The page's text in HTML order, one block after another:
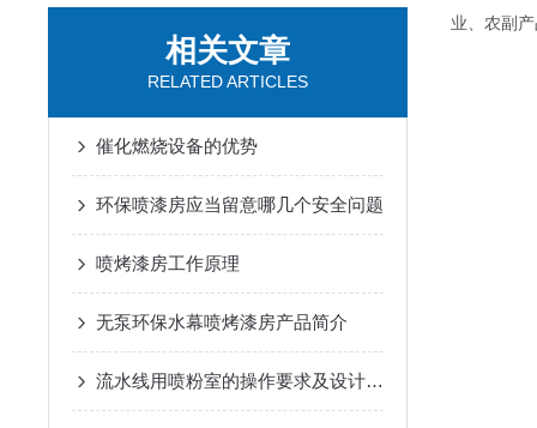
相关文章
RELATED ARTICLES
催化燃烧设备的优势
环保喷漆房应当留意哪几个安全问题
喷烤漆房工作原理
无泵环保水幕喷烤漆房产品简介
流水线用喷粉室的操作要求及设计方案
业、农副